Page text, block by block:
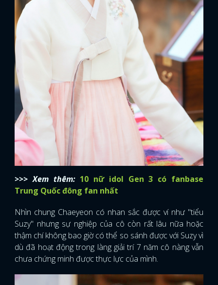
>>> Xem thêm: 10 nữ idol Gen 3 có fanbase
Trung Quốc đông fan nhất
Nhìn chung Chaeyeon có nhan sắc được ví như "tiểu
Suzy" nhưng sự nghiệp của cô còn rất lâu nữa hoặc
thậm chí không bao giờ có thể so sánh được với Suzy vì
dù đã hoạt động trong làng giải trí 7 năm cô nàng vẫn
chưa chứng minh được thực lực của mình.